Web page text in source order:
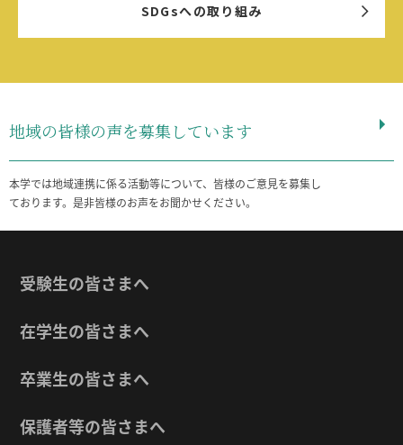
SDGsへの取り組み
地域の皆様の声を募集しています
本学では地域連携に係る活動等について、皆様のご意見を募集し
ております。是非皆様のお声をお聞かせください。
受験生の皆さまへ
在学生の皆さまへ
卒業生の皆さまへ
保護者等の皆さまへ